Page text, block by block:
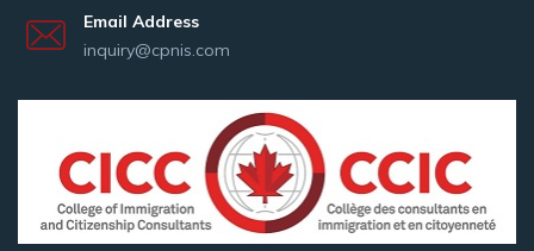
Email Address
inquiry@cpnis.com